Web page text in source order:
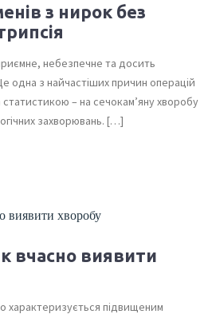
з нирок без
небезпечне та досить
одна з найчастіших причин операцій
– на сечокам’яну хворобу
захворювань. […]
вчасно виявити
характеризується підвищеним